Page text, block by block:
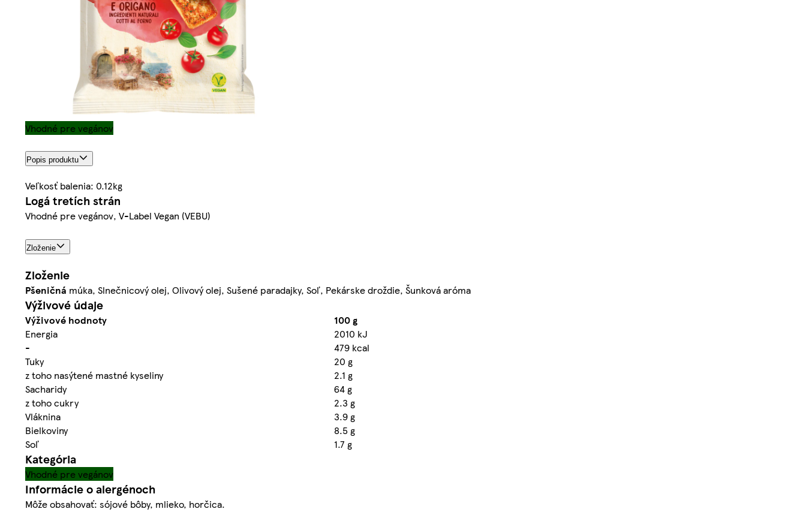
Vhodné pre vegánov
Popis produktu
Veľkosť balenia: 0.12kg
Logá tretích strán
Vhodné pre vegánov, V-Label Vegan (VEBU)
Zloženie
Zloženie
Pšeničná múka, Slnečnicový olej, Olivový olej, Sušené paradajky, Soľ, Pekárske droždie, Šunková aróma
Výživové údaje
Výživové hodnoty
100 g
Energia
2010 kJ
-
479 kcal
Tuky
20 g
z toho nasýtené mastné kyseliny
2.1 g
Sacharidy
64 g
z toho cukry
2.3 g
Vláknina
3.9 g
Bielkoviny
8.5 g
Soľ
1.7 g
Kategória
Vhodné pre vegánov
Informácie o alergénoch
Môže obsahovať: sójové bôby, mlieko, horčica.